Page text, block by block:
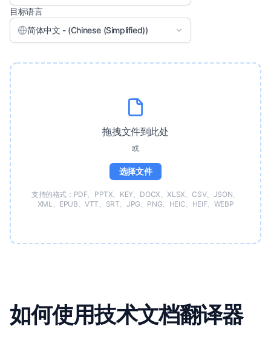
目标语言
简体中文 - (Chinese (Simplified))
拖拽文件到此处
或
选择文件
支持的格式：PDF、PPTX、KEY、DOCX、XLSX、CSV、JSON、
XML、EPUB、VTT、SRT、JPG、PNG、HEIC、HEIF、WEBP
如何使用技术文档翻译器